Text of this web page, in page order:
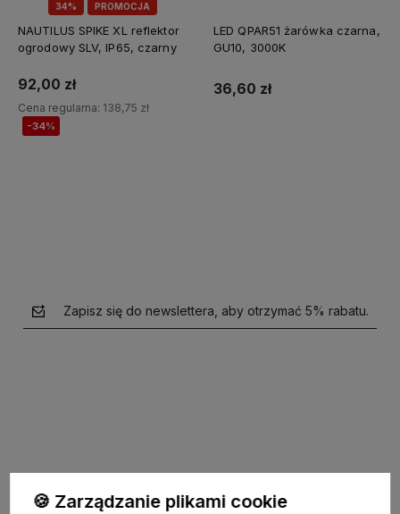
34% PROMOCJA
NAUTILUS SPIKE XL reflektor
ogrodowy SLV, IP65, czarny
92,00 zł
Cena regularna: 138,75 zł
-34%
LED QPAR51 żarówka czarna,
GU10, 3000K
36,60 zł
Zapisz się do newslettera, aby otrzymać 5% rabatu.
polityce prywatności
🍪 Zarządzanie plikami cookie